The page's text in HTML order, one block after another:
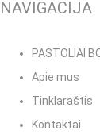
NAVIGACIJA
PASTOLIAI
Apie mus
Tinklaraštis
Kontaktai